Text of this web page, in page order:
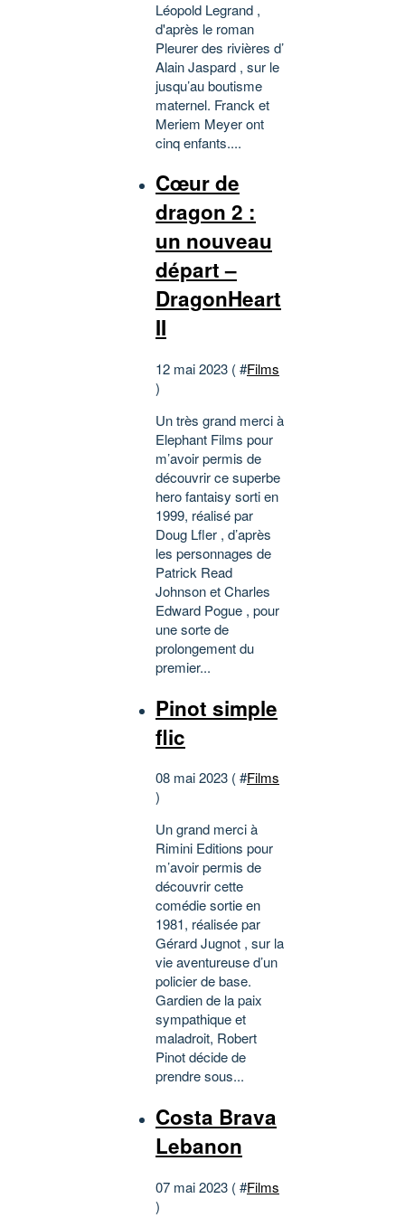
Léopold Legrand ,
d'après le roman
Pleurer des rivières d’
Alain Jaspard , sur le
jusqu’au boutisme
maternel. Franck et
Meriem Meyer ont
cinq enfants....
Cœur de
dragon 2 :
un nouveau
départ –
DragonHeart
II
12 mai 2023 ( #Films
)
Un très grand merci à
Elephant Films pour
m’avoir permis de
découvrir ce superbe
hero fantaisy sorti en
1999, réalisé par
Doug Lfler , d’après
les personnages de
Patrick Read
Johnson et Charles
Edward Pogue , pour
une sorte de
prolongement du
premier...
Pinot simple
flic
08 mai 2023 ( #Films
)
Un grand merci à
Rimini Editions pour
m’avoir permis de
découvrir cette
comédie sortie en
1981, réalisée par
Gérard Jugnot , sur la
vie aventureuse d’un
policier de base.
Gardien de la paix
sympathique et
maladroit, Robert
Pinot décide de
prendre sous...
Costa Brava
Lebanon
07 mai 2023 ( #Films
)